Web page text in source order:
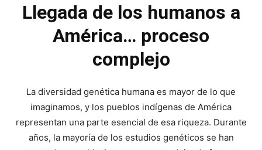
Llegada de los humanos a
América… proceso
complejo
La diversidad genética humana es mayor de lo que
imaginamos, y los pueblos indígenas de América
representan una parte esencial de esa riqueza. Durante
años, la mayoría de los estudios genéticos se han